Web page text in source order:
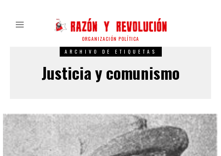
ORGANIZACIÓN POLÍTICA
ARCHIVO DE ETIQUETAS
Justicia y comunismo